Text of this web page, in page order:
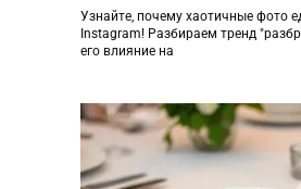
Узнайте, почему хаотичные фото
Instagram! Разбираем тренд
его влияние на